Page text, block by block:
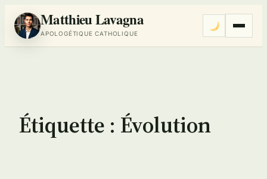
Matthieu Lavagna
APOLOGÉTIQUE CATHOLIQUE
Étiquette : Évolution